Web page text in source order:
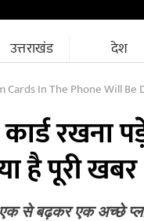
उत्तराखंड देश
In The Phone Will Be
रखना
है पूरी खबर
से बढ़कर एक अच्छे